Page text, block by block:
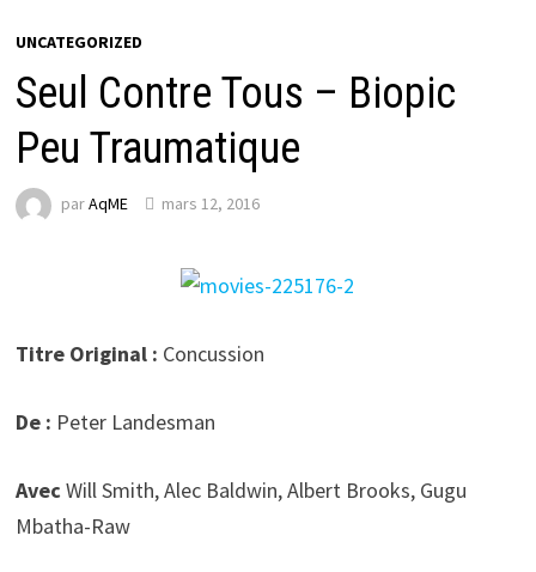
UNCATEGORIZED
Seul Contre Tous – Biopic
Peu Traumatique
parAqME mars 12, 2016
Titre Original : Concussion
De : Peter Landesman
Avec Will Smith, Alec Baldwin, Albert Brooks, Gugu
Mbatha-Raw